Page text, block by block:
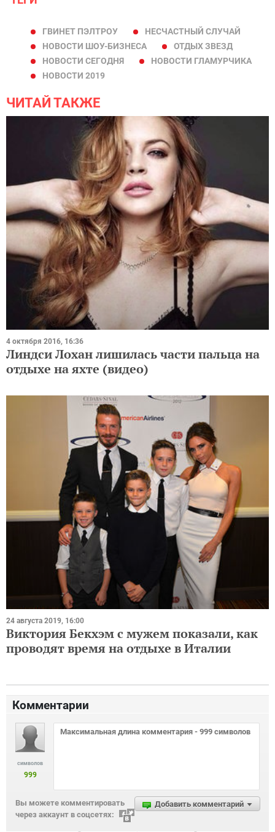
ГВИНЕТ ПЭЛТРОУ
НЕСЧАСТНЫЙ СЛУЧАЙ
НОВОСТИ ШОУ-БИЗНЕСА
ОТДЫХ ЗВЕЗД
НОВОСТИ СЕГОДНЯ
НОВОСТИ ГЛАМУРЧИКА
НОВОСТИ 2019
ЧИТАЙ ТАКЖЕ
4 октября 2016, 16:36
Линдси Лохан лишилась части пальца на
отдыхе на яхте (видео)
24 августа 2019, 16:00
Виктория Бекхэм с мужем показали, как
проводят время на отдыхе в Италии
Комментарии
символов
999
Добавить комментарий
Вы можете комментировать
через аккаунт в соцсетях: